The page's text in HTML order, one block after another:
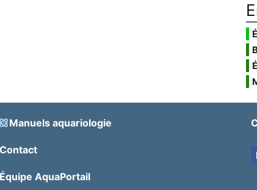
Manuels aquariologie
Contact
Équipe AquaPortail